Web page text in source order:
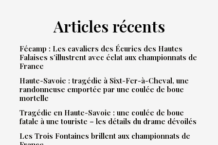
Articles récents
Fécamp : Les cavaliers des Écuries des Hautes
Falaises s’illustrent avec éclat aux championnats de
France
Haute-Savoie : tragédie à Sixt-Fer-à-Cheval, une
randonneuse emportée par une coulée de boue
mortelle
Tragédie en Haute-Savoie : une coulée de boue
fatale à une touriste – les détails du drame dévoilés
Les Trois Fontaines brillent aux championnats de